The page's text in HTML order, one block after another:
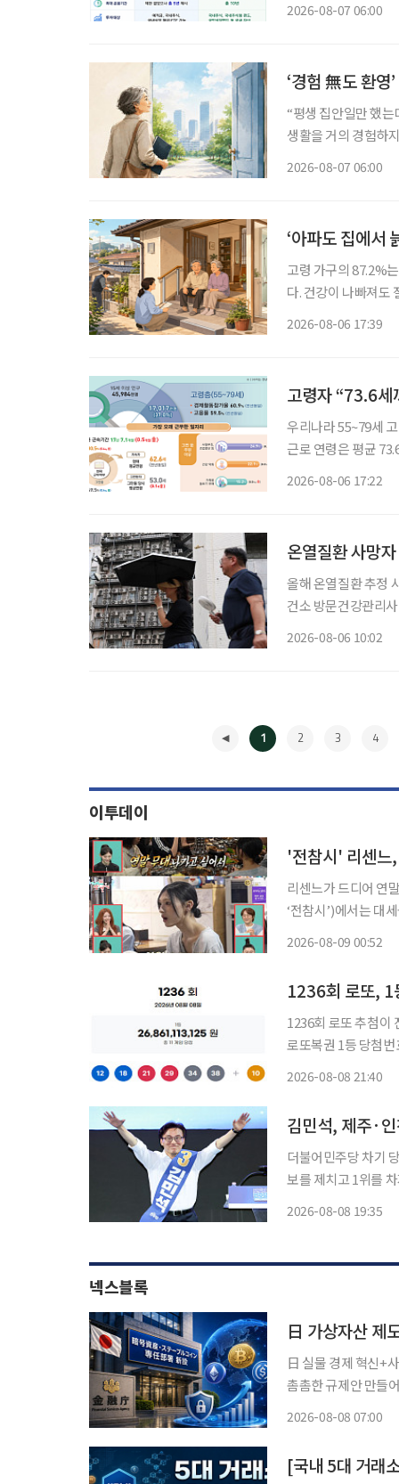
2026-08-07 06:00
‘경험 無도 환영
“평생 집안일만 했
생활을 거의 경험하
2026-08-07 06:00
‘아파도 집에서
고령 가구의 87.2%
다. 건강이 나빠져도
2026-08-06 17:39
고령자 “73.6세
우리나라 55~79세
근로 연령은 평균
2026-08-06 17:22
온열질환 사망
올해 온열질환 추정
건소 방문건강관리사업 통해 폭
2026-08-06 10:02
1 2 3 4
이투데이
리센느가 드디어 연말 무대에 오를 수
‘전참시’)에서는 대
2026-08-09 00:52
1236회 로또,
1236회 로또 추첨이 진행된 가
로또복권 1등 당첨번호는
2026-08-08 21:40
김민석, 제주·
더불어민주당 차기
보를 제치고 1위를 차지했다. 민주당 중앙당 선거관리위원회는 8
2026-08-08 19:35
넥스블록
日 실물 경제 혁신+
촘촘한 규제안 만들
2026-08-08 07:00
[국내 5대 거래